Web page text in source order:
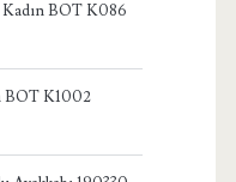
BOT K086
BOT K1002